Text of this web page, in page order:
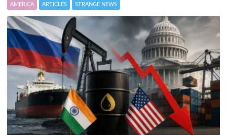
AMERICA ARTICLES STRANGE NEWS